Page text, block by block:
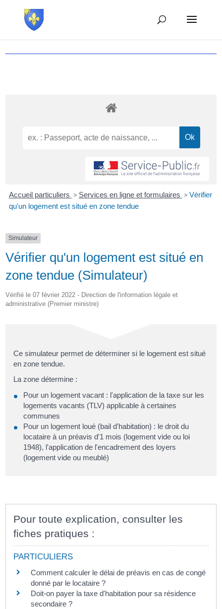
Accueil particuliers > Services en ligne et formulaires > Vérifier
qu'un logement est situé en zone tendue
Simulateur
Vérifier qu'un logement est situé en
zone tendue (Simulateur)
Vérifié le 07 février 2022 - Direction de l'information légale et
administrative (Premier ministre)
Ce simulateur permet de déterminer si le logement est situé
en zone tendue.
La zone détermine :
Pour un logement vacant : l'application de la taxe sur les
logements vacants (TLV) applicable à certaines
communes
Pour un logement loué (bail d'habitation) : le droit du
locataire à un préavis d'1 mois (logement vide ou loi
1948), l'application de l'encadrement des loyers
(logement vide ou meublé)
Pour toute explication, consulter les
fiches pratiques :
PARTICULIERS
Comment calculer le délai de préavis en cas de congé
donné par le locataire ?
Doit-on payer la taxe d'habitation pour sa résidence
secondaire ?